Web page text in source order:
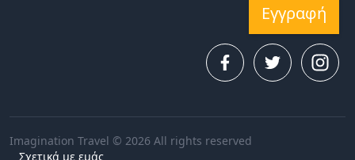
Εγγραφή
Imagination Travel © 2026 All rights reserved
Σχετικά με εμάς